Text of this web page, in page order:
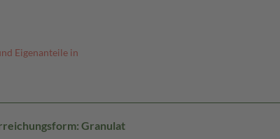
Eigenanteile in
Granulat